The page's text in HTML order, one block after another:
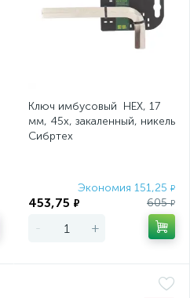
Ключ имбусовый HEX, 17
мм, 45x, закаленный, никель
Сибртех
Экономия 151,25 ₽
453,75 ₽ 605₽
- +